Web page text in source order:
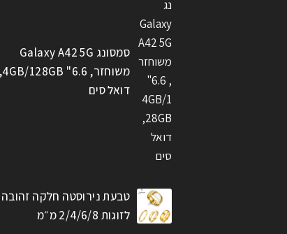
סמסונג Galaxy A42 5G
משוחזר, 6.6" 4GB/128GB,
דואל סים
טבעת נירוסטה חלקה זהובה
לזוגות 2/4/6/8 מ״מ